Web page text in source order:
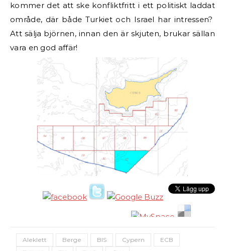
kommer det att ske konfliktfritt i ett politiskt laddat
område, där både Turkiet och Israel har intressen?
Att sälja björnen, innan den är skjuten, brukar sällan
vara en god affär!
Aleklett Berge BIS Cypern
ECB